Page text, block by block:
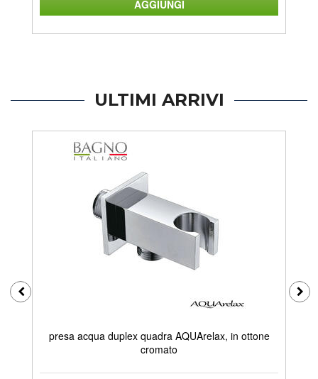
ULTIMI ARRIVI
presa acqua duplex quadra AQUArelax, in ottone
cromato